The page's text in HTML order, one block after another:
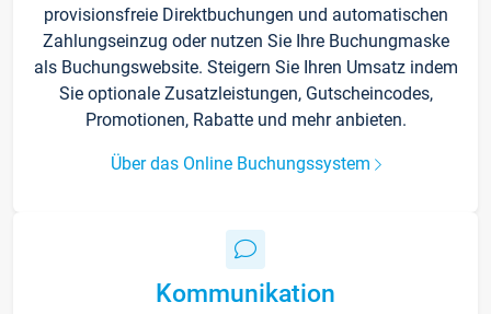
provisionsfreie Direktbuchungen und automatischen
Zahlungseinzug oder nutzen Sie Ihre Buchungmaske
als Buchungswebsite. Steigern Sie Ihren Umsatz indem
Sie optionale Zusatzleistungen, Gutscheincodes,
Promotionen, Rabatte und mehr anbieten.
Über das Online Buchungssystem
Kommunikation